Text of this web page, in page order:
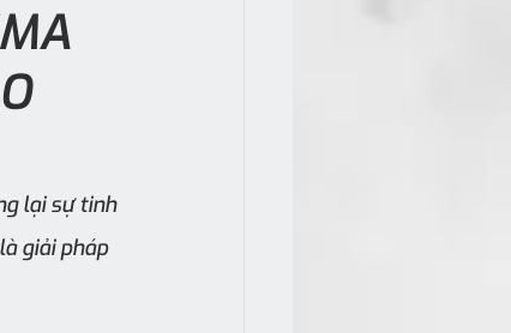
lại sự tinh
giải pháp